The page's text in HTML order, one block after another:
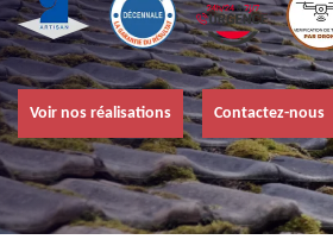
Voir nos réalisations Contactez-nous